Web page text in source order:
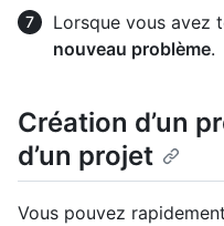
Lorsque vous avez
nouveau problème.
Création d’un
d’un projet
Vous pouvez